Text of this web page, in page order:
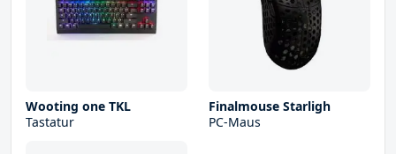
Wooting one TKL
Tastatur
Finalmouse Starligh
PC-Maus